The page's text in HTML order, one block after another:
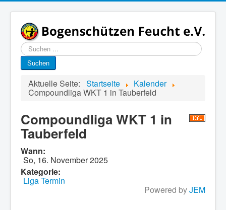
Suchen
...
Suchen
Aktuelle Seite: Startseite Kalender
Compoundliga WKT 1 in Tauberfeld
Compoundliga WKT 1 in
Tauberfeld
Wann:
So, 16. November 2025
Kategorie:
Liga Termin
Powered byJEM